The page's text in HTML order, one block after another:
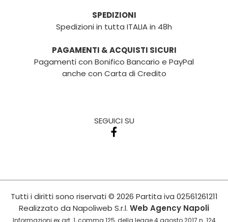
SPEDIZIONI
Spedizioni in tutta ITALIA in 48h
PAGAMENTI & ACQUISTI SICURI
Pagamenti con Bonifico Bancario e PayPal
anche con Carta di Credito
SEGUICI SU
Tutti i diritti sono riservati © 2026 Partita iva 02561261211
Realizzato da Napoliweb S.r.l. Web Agency Napoli
Informazioni ex art. 1, comma 125, della legge 4 agosto 2017 n. 124